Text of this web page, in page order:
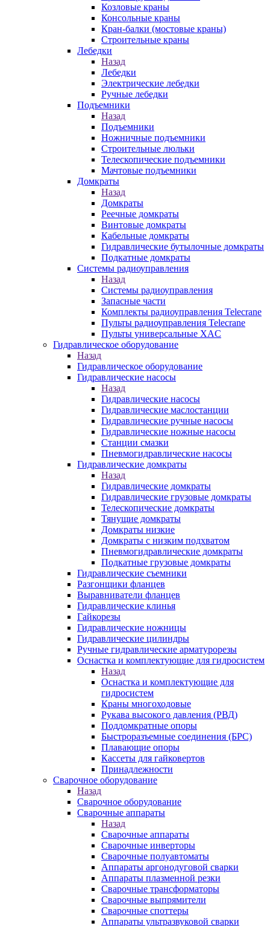
Козловые краны
Консольные краны
Кран-балки (мостовые краны)
Строительные краны
Лебедки
Назад
Лебедки
Электрические лебедки
Ручные лебедки
Подъемники
Назад
Подъемники
Ножничные подъемники
Строительные люльки
Телескопические подъемники
Мачтовые подъемники
Домкраты
Назад
Домкраты
Реечные домкраты
Винтовые домкраты
Кабельные домкраты
Гидравлические бутылочные домкраты
Подкатные домкраты
Системы радиоуправления
Назад
Системы радиоуправления
Запасные части
Комплекты радиоуправления Telecrane
Пульты радиоуправления Telecrane
Пульты универсальные XAC
Гидравлическое оборудование
Назад
Гидравлическое оборудование
Гидравлические насосы
Назад
Гидравлические насосы
Гидравлические маслостанции
Гидравлические ручные насосы
Гидравлические ножные насосы
Станции смазки
Пневмогидравлические насосы
Гидравлические домкраты
Назад
Гидравлические домкраты
Гидравлические грузовые домкраты
Телескопические домкраты
Тянущие домкраты
Домкраты низкие
Домкраты с низким подхватом
Пневмогидравлические домкраты
Подкатные грузовые домкраты
Гидравлические съемники
Разгонщики фланцев
Выравниватели фланцев
Гидравлические клинья
Гайкорезы
Гидравлические ножницы
Гидравлические цилиндры
Ручные гидравлические арматурорезы
Оснастка и комплектующие для гидросистем
Назад
Оснастка и комплектующие для
гидросистем
Краны многоходовые
Рукава высокого давления (РВД)
Поддомкратные опоры
Быстроразъемные соединения (БРС)
Плавающие опоры
Кассеты для гайковертов
Принадлежности
Сварочное оборудование
Назад
Сварочное оборудование
Сварочные аппараты
Назад
Сварочные аппараты
Сварочные инверторы
Сварочные полуавтоматы
Аппараты аргонодуговой сварки
Аппараты плазменной резки
Сварочные трансформаторы
Сварочные выпрямители
Сварочные споттеры
Аппараты ультразвуковой сварки